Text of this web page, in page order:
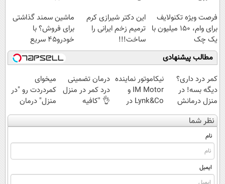
فرصت ویژه تکنولایف
برای وام، 150 میلیون با
یک چک
این دکتر شیرازی کرم
ترمیم زخم ایرانی را
ساخت!!!
ماشین سمند گذاشتی
برای فروش؟ با
خودرو45 سریع
بفروش
مطالب پیشنهادی
کمر درد داری؟
دیگه بسه! در
منزل درمانش
کن
(◀پرسش‌نامه)
نیکاموتور نماینده
IM Motor و
Lynk&Co در
ایران
درمان تضمینی
درد کمر در منزل
👌 "کافیه
پرسش‌نامه رو پر
کنی"
میخوای
کمردردت رو "در
منزل" درمان
کنی؟ (◂فیلم +
◂پرسش‌نامه)
نظر شما
نام
ایمیل